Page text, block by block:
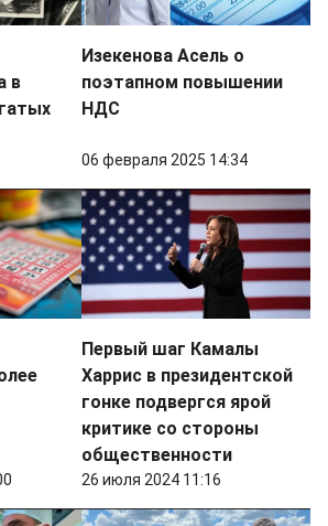
в
Изекенова Асель о
поэтапном повышении
НДС
06 февраля 2025 14:34
Первый шаг Камалы
Харрис в президентской
гонке подвергся ярой
критике со стороны
общественности
26 июля 2024 11:16